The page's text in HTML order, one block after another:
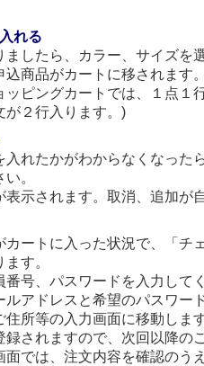
れる
ましたら、カラー、サイズを
込商品がカートに移されます
ッピングカートでは、１点１
が２行入ります。)
入れたかがわからなくなった
。
表示されます。取消、追加が
カートに入った状況で、「チ
す。
番号、パスワードを入力して
ルアドレスと希望のパスワー
住所等の入力画面に移動しま
録されますので、次回以降の
面では、注文内容を確認のう